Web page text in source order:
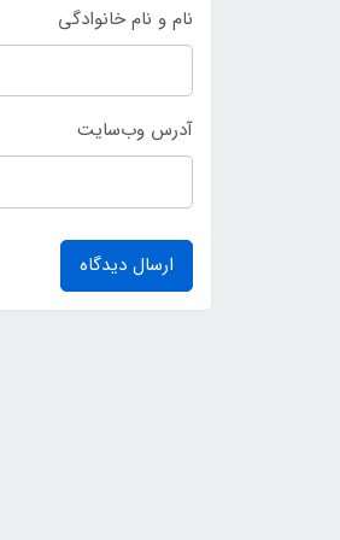
نام و نام خانوادگی
آدرس وب‌سایت
ارسال دیدگاه